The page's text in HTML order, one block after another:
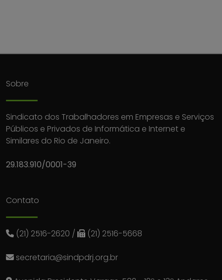
Sobre
Sindicato dos Trabalhadores em Empresas e Serviços
Públicos e Privados de Informática e Internet e
Similares do Rio de Janeiro.
29.183.910/0001-39
Contato
(21) 2516-2620 / (21) 2516-5668
secretaria@sindpdrj.org.br